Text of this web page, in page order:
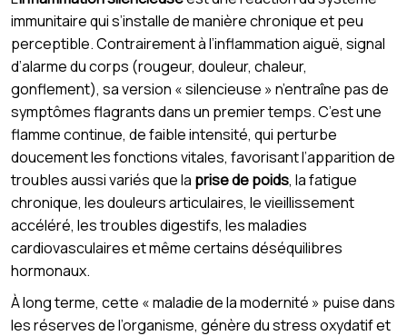
immunitaire qui s’installe de manière chronique et peu
perceptible. Contrairement à l’inflammation aiguë, signal
d’alarme du corps (rougeur, douleur, chaleur,
gonflement), sa version « silencieuse » n’entraîne pas de
symptômes flagrants dans un premier temps. C’est une
flamme continue, de faible intensité, qui perturbe
doucement les fonctions vitales, favorisant l’apparition de
troubles aussi variés que la prise de poids, la fatigue
chronique, les douleurs articulaires, le vieillissement
accéléré, les troubles digestifs, les maladies
cardiovasculaires et même certains déséquilibres
hormonaux.
À long terme, cette « maladie de la modernité » puise dans
les réserves de l’organisme, génère du stress oxydatif et